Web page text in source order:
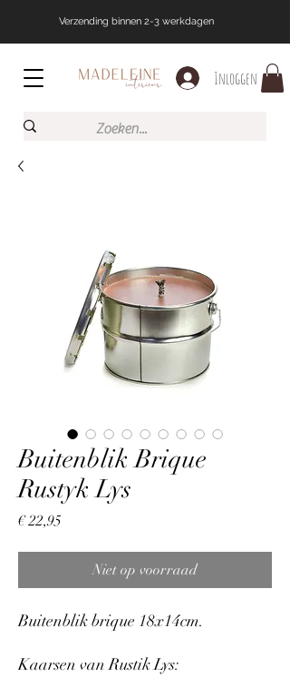
Inloggen
Verzending binnen 2-3 werkdagen
Buitenblik Brique
Rustyk Lys
€ 22,95Prijs
Niet op voorraad
Buitenblik brique 18x14cm.
Kaarsen van Rustik Lys: